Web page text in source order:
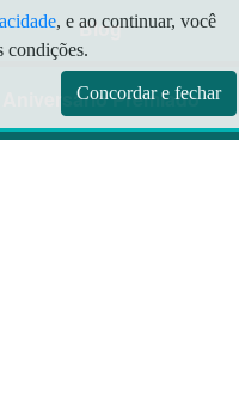
Blog
Aniversário Premiado
, e ao continuar, você
condições.
Concordar e fechar